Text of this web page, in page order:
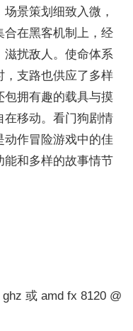
景策划细致入微，
合在黑客机制上，经
滋扰敌人。使命体系
，支路也供应了多样
包拥有趣的载具与摸
在移动。看门狗剧情
作冒险游戏中的佳
能和多样的故事情节
或 amd fx 8120 @